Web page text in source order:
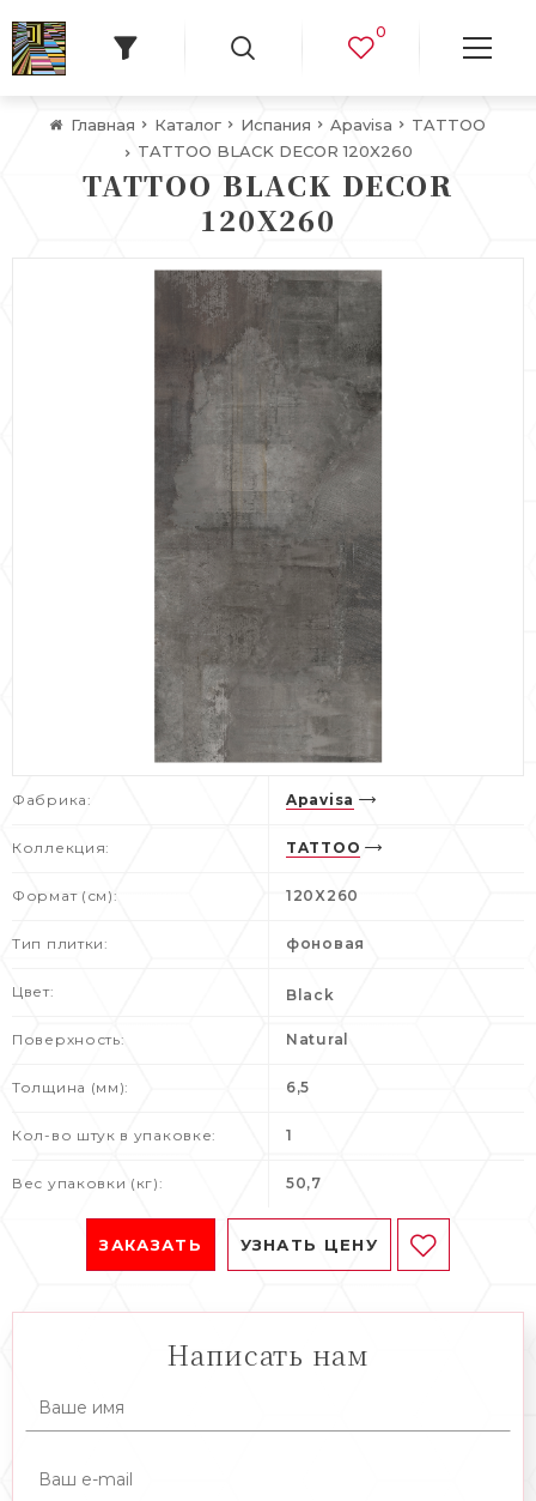
0
Главная Каталог Испания Apavisa
TATTOO
TATTOO BLACK DECOR 120X260
TATTOO BLACK DECOR
120X260
Фабрика: Apavisa
Коллекция: TATTOO
Формат (см): 120X260
Тип плитки: фоновая
Цвет: Black
Поверхность: Natural
Толщина (мм): 6,5
Кол-во штук в упаковке: 1
Вес упаковки (кг): 50,7
ЗАКАЗАТЬ УЗНАТЬ ЦЕНУ
Написать нам